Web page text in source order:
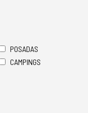
POSADAS
CAMPINGS